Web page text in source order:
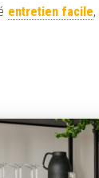
entretien facile,